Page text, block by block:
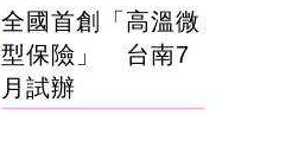
全國首創「高溫微
型保險」 台南7
月試辦